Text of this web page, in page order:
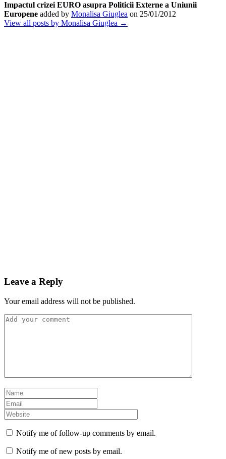
Impactul crizei EURO asupra Politicii Externe a Uniunii
Europene added by Monalisa Giuglea on 25/01/2012
View all posts by Monalisa Giuglea →
Leave a Reply
Your email address will not be published.
Notify me of follow-up comments by email.
Notify me of new posts by email.